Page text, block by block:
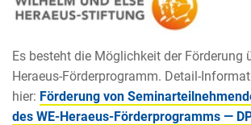
Es besteht die Möglichkeit der Förderung
Heraeus-Förderprogramm. Detail-
hier: Förderung von
des WE-Heraeus-Förderprogramms —